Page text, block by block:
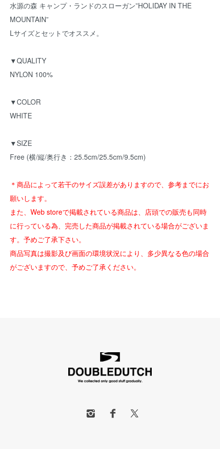
水源の森 キャンプ・ランドのスローガン”HOLIDAY IN THE
MOUNTAIN”
Lサイズとセットでオススメ。
▼QUALITY
NYLON 100%
▼COLOR
WHITE
▼SIZE
Free (横/縦/奥行き：25.5cm/25.5cm/9.5cm)
＊商品によって若干のサイズ誤差がありますので、参考までにお
願いします。
また、Web storeで掲載されている商品は、店頭での販売も同時
に行っている為、完売した商品が掲載されている場合がございま
す。予めご了承下さい。
商品写真は撮影及び画面の環境状況により、多少異なる色の場合
がございますので、予めご了承ください。